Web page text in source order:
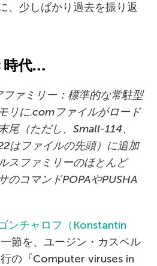
、少しばかり過去を振り返
時代…
ファミリー：標準的な常駐型
リに.comファイルがロード
尾（ただし、 Small-114、
はファイルの先頭）に追加
スファミリーのほとんど
のコマンドPOPAやPUSHA
ンチャロフ（Konstantin
節を、ユージン・カスペル
の『Computer viruses in